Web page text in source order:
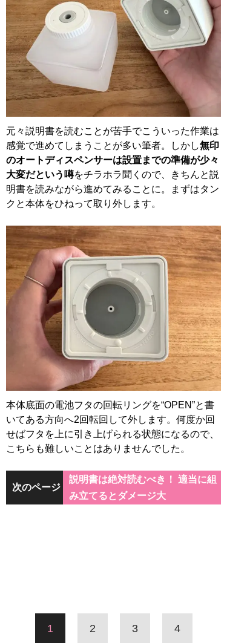
元々説明書を読むことが苦手でこういった作業は
感覚で進めてしまうことが多い筆者。しかし無印
のオートディスペンサーは設置までの準備が少々
大変だという噂をチラホラ聞くので、きちんと説
明書を読みながら進めてみることに。まずはタン
クと本体をひねって取り外します。
本体底面の電池フタの回転リングを“OPEN”と書
いてある方向へ2回転回して外します。何度か回
せばフタを上に引き上げられる状態になるので、
こちらも難しいことはありませんでした。
次のページ
説明書は絶対読むべき！ 適当に組
み立てるとダメージ大
1 2 3 4